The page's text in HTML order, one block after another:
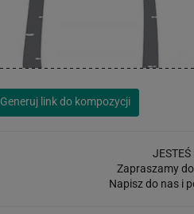
Generuj link do kompozycji
JESTEŚ
Zapraszamy
Napisz do nas i